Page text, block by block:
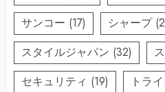
サンコー (17) シャープ
スタイルジャパン (32)
セキュリティ (19) トラ